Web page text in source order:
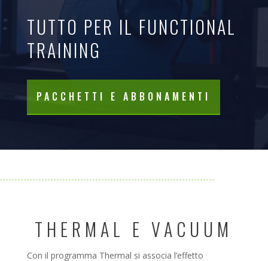
TUTTO PER IL FUNCTIONAL
TRAINING
PACCHETTI E ABBONAMENTI
THERMAL E VACUUM
Con il programma Thermal si associa l’effetto